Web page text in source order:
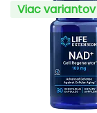
Viac variantov